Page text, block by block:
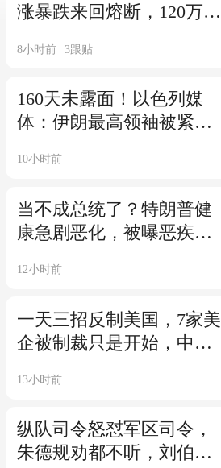
涨暴跌来回熔断，120万散
8小时前 3跟贴
160天未露面！以色列媒
体：伊朗最高领袖被紧急
10小时前
当不成总统了？特朗普健
康急剧恶化，被曝恶疾缠
12小时前
一天三招反制美国，7家美
企被制裁只是开始，中国
13小时前
纵队司令怒怼军区司令，
朱德规劝都不听，刘伯